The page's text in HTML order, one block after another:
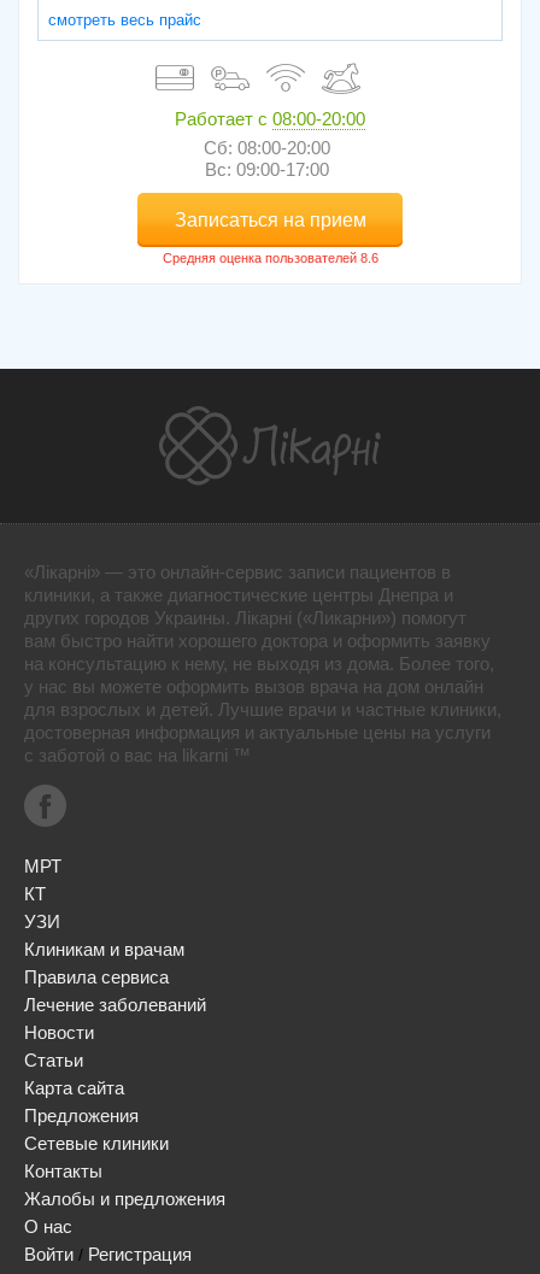
смотреть весь прайс
Работает с 08:00-20:00
Сб: 08:00-20:00
Вс: 09:00-17:00
Записаться на прием
«Лікарні» — это онлайн-сервис записи пациентов в
клиники, а также диагностические центры Днепра и
других городов Украины. Лікарні («Ликарни») помогут
вам быстро найти хорошего доктора и оформить заявку
на консультацию к нему, не выходя из дома. Более того,
у нас вы можете оформить вызов врача на дом онлайн
для взрослых и детей. Лучшие врачи и частные клиники,
достоверная информация и актуальные цены на услуги
с заботой о вас на likarni ™
МРТ
КТ
УЗИ
Клиникам и врачам
Правила сервиса
Лечение заболеваний
Новости
Статьи
Карта сайта
Предложения
Сетевые клиники
Контакты
Жалобы и предложения
О нас
Войти / Регистрация